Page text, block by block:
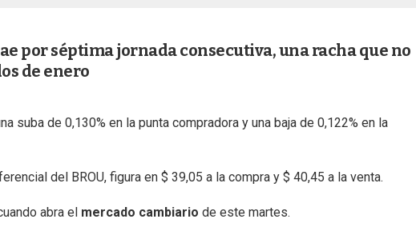
por séptima jornada consecutiva, una racha que no
de enero
suba de 0,130% en la punta compradora y una baja de 0,122% en la
del BROU, figura en $ 39,05 a la compra y $ 40,45 a la venta.
abra el mercado cambiario de este martes.